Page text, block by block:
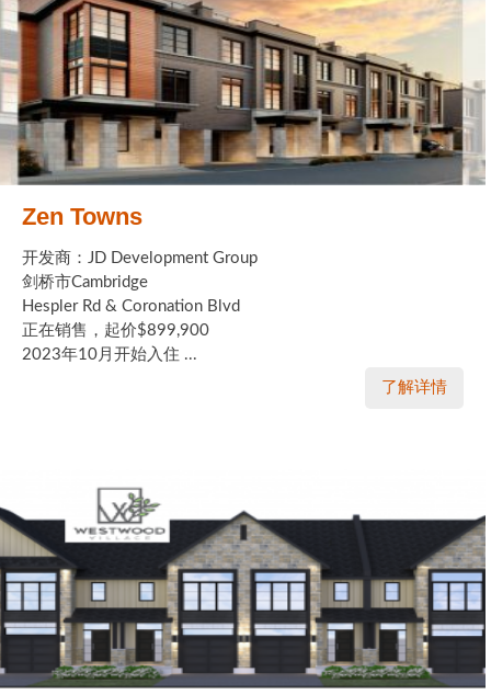
Zen Towns
开发商：JD Development Group
剑桥市Cambridge
Hespler Rd & Coronation Blvd
正在销售，起价$899,900
2023年10月开始入住 ...
了解详情